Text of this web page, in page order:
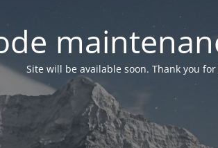
Site will be available soon. Thank you